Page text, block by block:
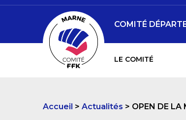
LE COMITÉ
COMITÉ
Accueil Actualités OPEN DE LA